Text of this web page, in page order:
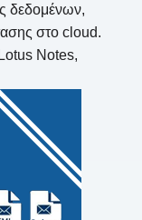
δεδομένων,
στο cloud.
Lotus Notes,